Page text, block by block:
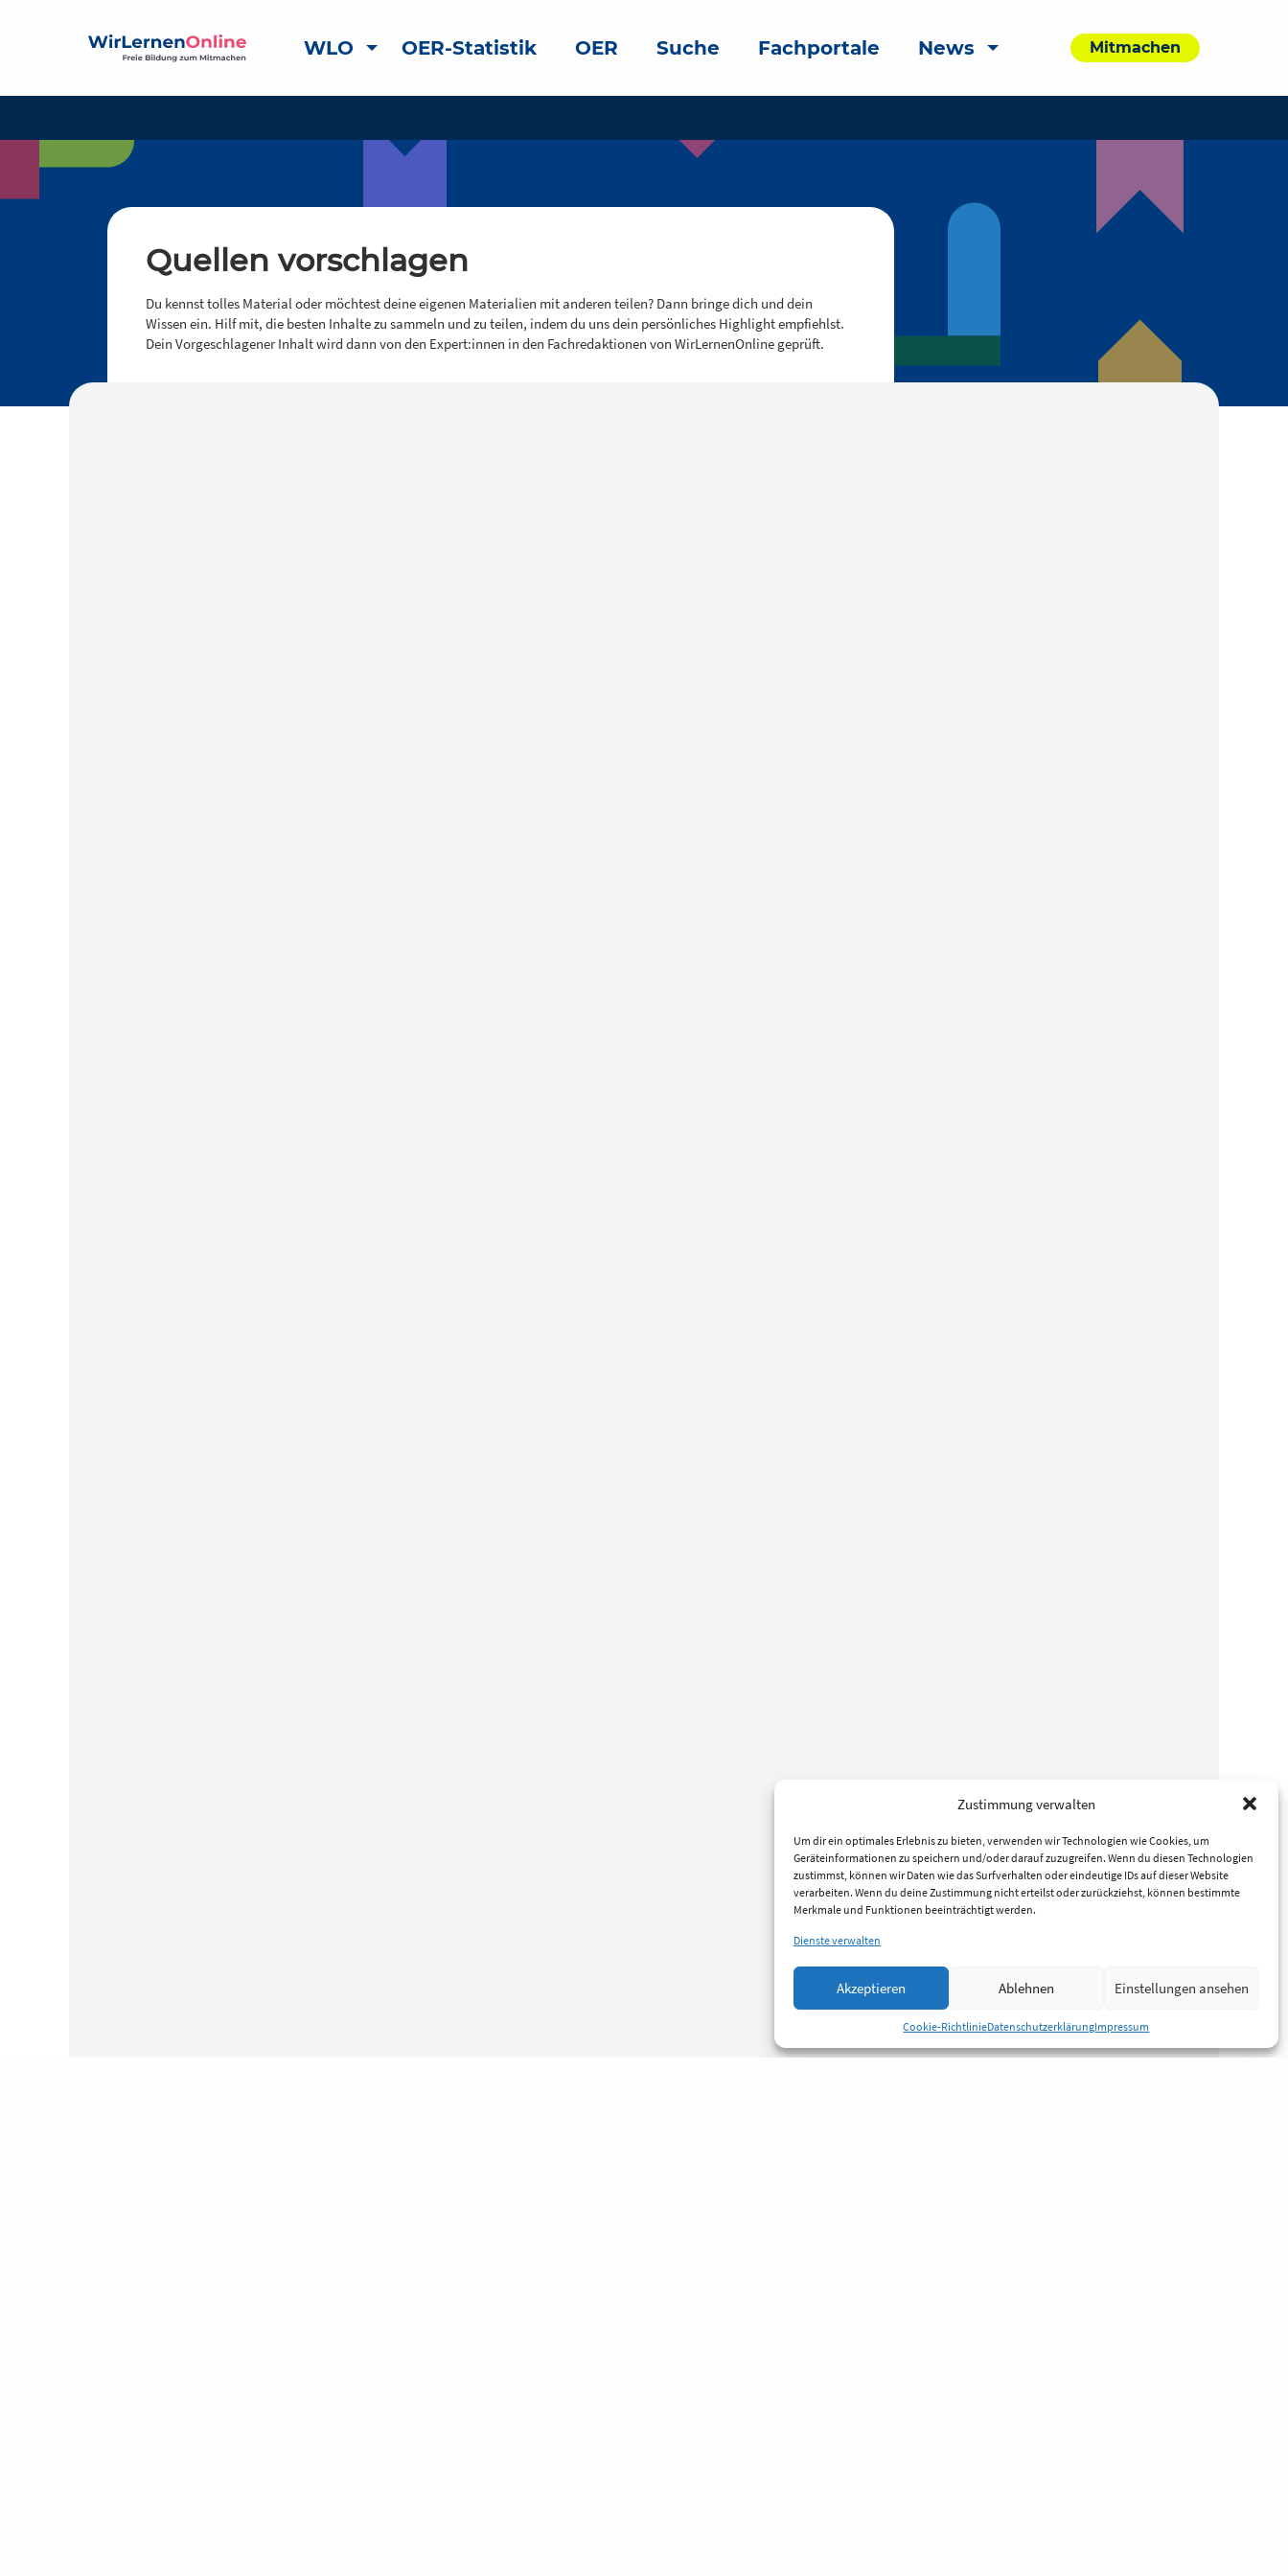
Zustimmung verwalten
Um dir ein optimales Erlebnis zu bieten, verwenden wir Technologien wie Cookies, um
Geräteinformationen zu speichern und/oder darauf zuzugreifen. Wenn du diesen Technologien
zustimmst, können wir Daten wie das Surfverhalten oder eindeutige IDs auf dieser Website
verarbeiten. Wenn du deine Zustimmung nicht erteilst oder zurückziehst, können bestimmte
Merkmale und Funktionen beeinträchtigt werden.
Dienste verwalten
Akzeptieren Ablehnen Einstellungen ansehen
Cookie-RichtlinieDatenschutzerklärungImpressum
WLO OER-Statistik OER Suche Fachportale News Mitmachen
Quellen vorschlagen
Du kennst tolles Material oder möchtest deine eigenen Materialien mit anderen teilen? Dann bringe dich und dein
Wissen ein. Hilf mit, die besten Inhalte zu sammeln und zu teilen, indem du uns dein persönliches Highlight empfiehlst.
Dein Vorgeschlagener Inhalt wird dann von den Expert:innen in den Fachredaktionen von WirLernenOnline geprüft.